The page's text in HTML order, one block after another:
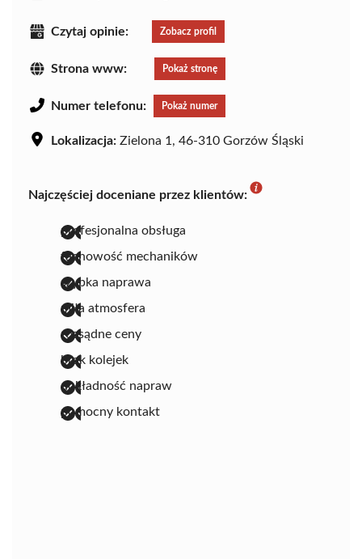
Czytaj opinie: Zobacz profil
Strona www: Pokaż stronę
Numer telefonu: Pokaż numer
Lokalizacja: Zielona 1, 46-310 Gorzów Śląski
Najczęściej doceniane przez klientów:
profesjonalna obsługa
fachowość mechaników
szybka naprawa
miła atmosfera
rozsądne ceny
brak kolejek
dokładność napraw
pomocny kontakt